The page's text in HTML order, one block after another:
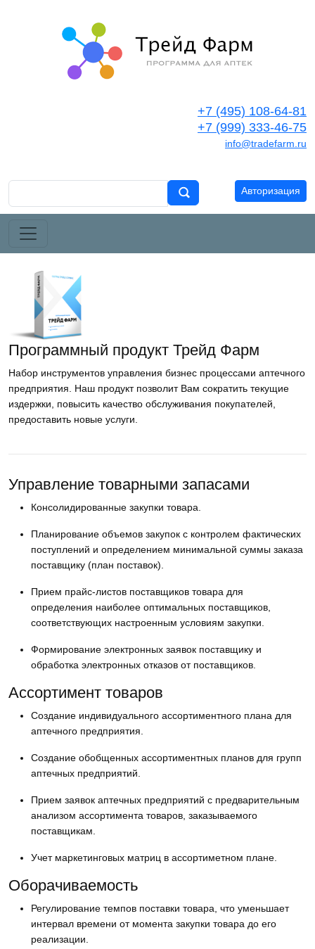
+7 (495) 108-64-81
+7 (999) 333-46-75
info@tradefarm.ru
Авторизация
Программный продукт Трейд Фарм
Набор инструментов управления бизнес процессами аптечного
предприятия. Наш продукт позволит Вам сократить текущие
издержки, повысить качество обслуживания покупателей,
предоставить новые услуги.
Управление товарными запасами
Консолидированные закупки товара.
Планирование объемов закупок с контролем фактических
поступлений и определением минимальной суммы заказа
поставщику (план поставок).
Прием прайс-листов поставщиков товара для
определения наиболее оптимальных поставщиков,
соответствующих настроенным условиям закупки.
Формирование электронных заявок поставщику и
обработка электронных отказов от поставщиков.
Ассортимент товаров
Создание индивидуального ассортиментного плана для
аптечного предприятия.
Создание обобщенных ассортиментных планов для групп
аптечных предприятий.
Прием заявок аптечных предприятий с предварительным
анализом ассортимента товаров, заказываемого
поставщикам.
Учет маркетинговых матриц в ассортиметном плане.
Оборачиваемость
Регулирование темпов поставки товара, что уменьшает
интервал времени от момента закупки товара до его
реализации.